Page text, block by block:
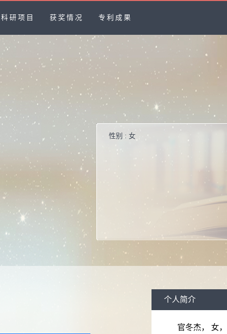
科研项目 获奖情况 专利成果
性别 : 女
个人简介
官冬杰， 女，